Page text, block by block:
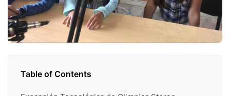
Table of Contents